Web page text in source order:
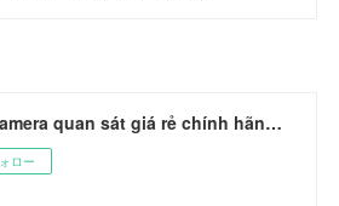
Lắp camera quan sát giá rẻ chính hãng's Ownd
ロー